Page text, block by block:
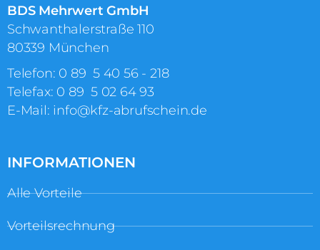
BDS Mehrwert GmbH
Schwanthalerstraße 110
80339 München
Telefon: 0 89 5 40 56 ‑ 218
Telefax: 0 89 5 02 64 93
E-Mail: info@kfz-abrufschein.de
INFORMATIONEN
Alle Vorteile
Vorteilsrechnung